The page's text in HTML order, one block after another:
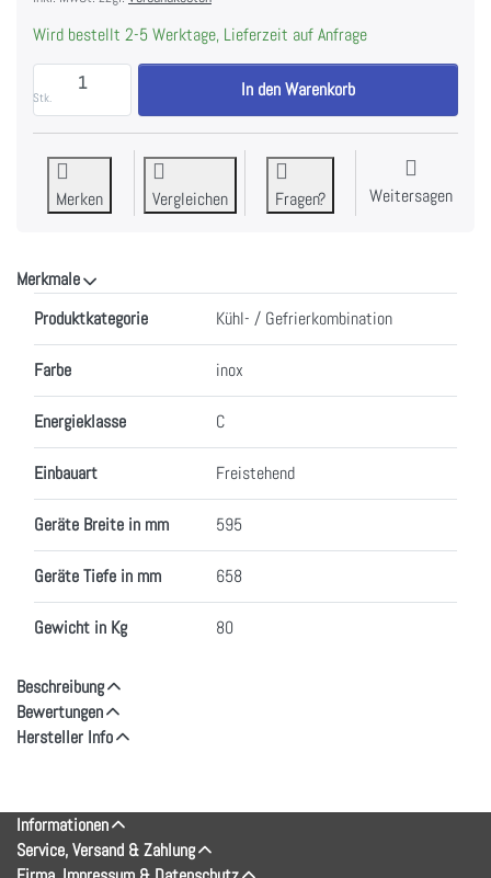
Wird bestellt 2-5 Werktage, Lieferzeit auf Anfrage
Stk.
GORENJE NRB620C6X4WFE Edelstahl C
In den Warenkorb
Merken Vergleichen Fragen? Weitersagen
Merkmale
Produktkategorie Kühl- / Gefrierkombination
Farbe inox
Energieklasse C
Einbauart Freistehend
Geräte Breite in mm 595
Geräte Tiefe in mm 658
Gewicht in Kg 80
Beschreibung
Bewertungen
Hersteller Info
Informationen
Service, Versand & Zahlung